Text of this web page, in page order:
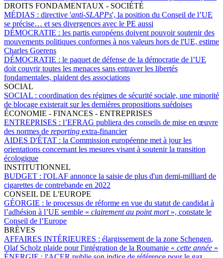
DROITS FONDAMENTAUX - SOCIÉTÉ
MÉDIAS : directive 'anti-SLAPPs', la position du Conseil de l’UE
se précise… et ses divergences avec le PE aussi
DÉMOCRATIE : les partis européens doivent pouvoir soutenir des
mouvements politiques conformes à nos valeurs hors de l'UE, estime
Charles Goerens
DÉMOCRATIE : le paquet de défense de la démocratie de l’UE
doit couvrir toutes les menaces sans entraver les libertés
fondamentales, plaident des associations
SOCIAL
SOCIAL : coordination des régimes de sécurité sociale, une minorité
de blocage existerait sur les dernières propositions suédoises
ÉCONOMIE - FINANCES - ENTREPRISES
ENTREPRISES : l’EFRAG publiera des conseils de mise en œuvre
des normes de reporting extra-financier
AIDES D'ÉTAT : la Commission européenne met à jour les
orientations concernant les mesures visant à soutenir la transition
écologique
INSTITUTIONNEL
BUDGET : l'OLAF annonce la saisie de plus d'un demi-milliard de
cigarettes de contrebande en 2022
CONSEIL DE L'EUROPE
GÉORGIE : le processus de réforme en vue du statut de candidat à
l’adhésion à l’UE semble « clairement au point mort », constate le
Conseil de l’Europe
BRÈVES
AFFAIRES INTÉRIEURES : élargissement de la zone Schengen,
Olaf Scholz plaide pour l'intégration de la Roumanie « cette année »